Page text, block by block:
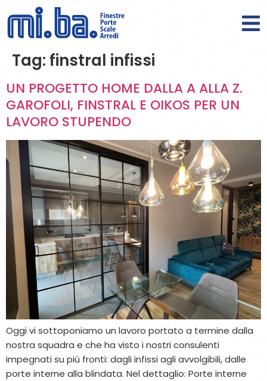
Tag: finstral infissi
UN PROGETTO HOME DALLA A ALLA Z.
GAROFOLI, FINSTRAL E OIKOS PER UN
LAVORO STUPENDO
Oggi vi sottoponiamo un lavoro portato a termine dalla
nostra squadra e che ha visto i nostri consulenti
impegnati su più fronti: dagli infissi agli avvolgibili, dalle
porte interne alla blindata. Nel dettaglio: Porte interne